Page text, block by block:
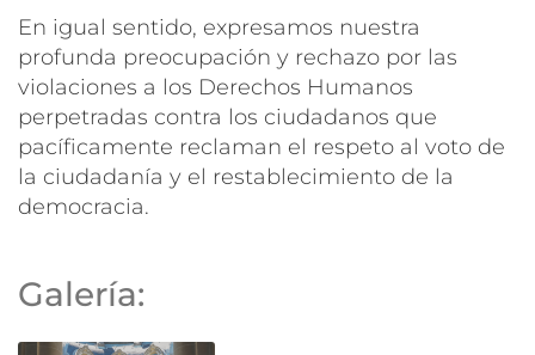
En igual sentido, expresamos nuestra
profunda preocupación y rechazo por las
violaciones a los Derechos Humanos
perpetradas contra los ciudadanos que
pacíficamente reclaman el respeto al voto de
la ciudadanía y el restablecimiento de la
democracia.
Galería: